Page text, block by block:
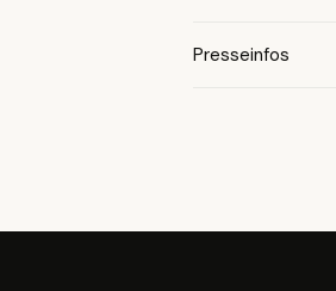
Presseinfos